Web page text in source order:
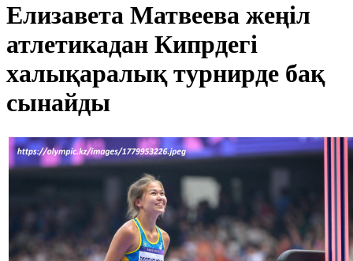
Елизавета Матвеева жеңіл
атлетикадан Кипрдегі
халықаралық турнирде бақ
сынайды